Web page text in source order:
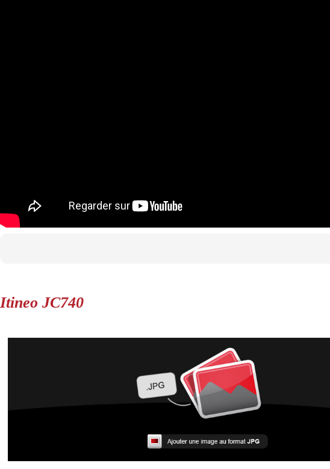
Itineo JC740